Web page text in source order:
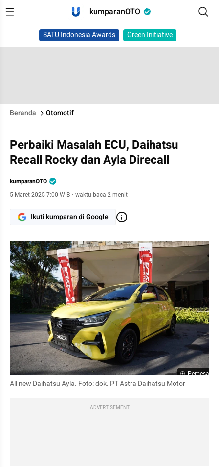
kumparanOTO
SATU Indonesia Awards Green Initiative
Beranda Otomotif
Perbaiki Masalah ECU, Daihatsu
Recall Rocky dan Ayla Direcall
kumparanOTO
5 Maret 2025 7:00 WIB · waktu baca 2 menit
Ikuti kumparan di Google
Perbesar
All new Daihatsu Ayla. Foto: dok. PT Astra Daihatsu Motor
ADVERTISEMENT